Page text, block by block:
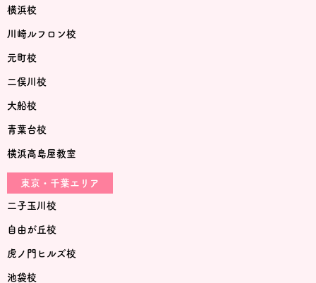
横浜校
川崎ルフロン校
元町校
二俣川校
大船校
青葉台校
横浜高島屋教室
東京・千葉エリア
二子玉川校
自由が丘校
虎ノ門ヒルズ校
池袋校